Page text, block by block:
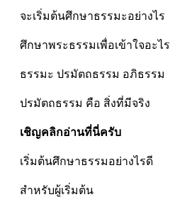
จะเริ่มต้นศึกษาธรรมะอย่างไร
ศึกษาพระธรรมเพื่อเข้าใจอะไร
ธรรมะ ปรมัตถธรรม อภิธรรม
ปรมัตถธรรม คือ สิ่งที่มีจริง
เชิญคลิกอ่านที่นี่ครับ
เริ่มต้นศึกษาธรรมอย่างไรดี
สำหรับผู้เริ่มต้น